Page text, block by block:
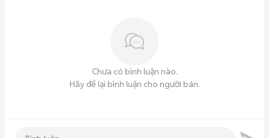
Chưa có bình luận nào.
Hãy để lại bình luận cho người bán.